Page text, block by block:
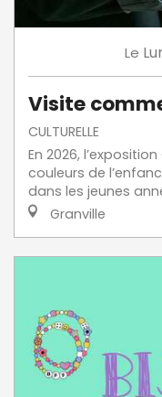
Le
Visite
CULTURELLE
En 2026,
couleurs de
dans les jeunes
Granville